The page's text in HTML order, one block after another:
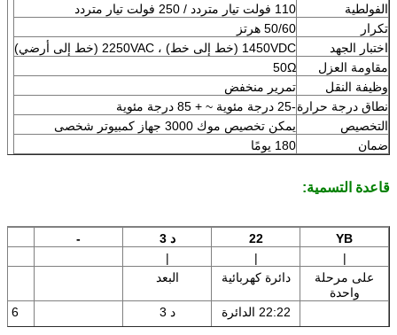
الفولطية
110 فولت تيار متردد / 250 فولت تيار متردد
تكرار
50/60 هرتز
اختبار الجهد
1450VDC (خط إلى خط) ، 2250VAC (خط إلى أرضي)
مقاومة العزل
50Ω
وظيفة النقل
تمرير منخفض
نطاق درجة حرارة-25 درجة مئوية ~ + 85 درجة مئوية
التخصيص
يمكن تخصيص موك 3000 جهاز كمبيوتر شخصى
ضمان
180 يومًا
قاعدة التسمية:
YB
22 د 3
-
|
|
|
على مرحلة
واحدة
دائرة كهربائية البعد
22:22 الدائرة د 3 6 أ: 6 أمبير